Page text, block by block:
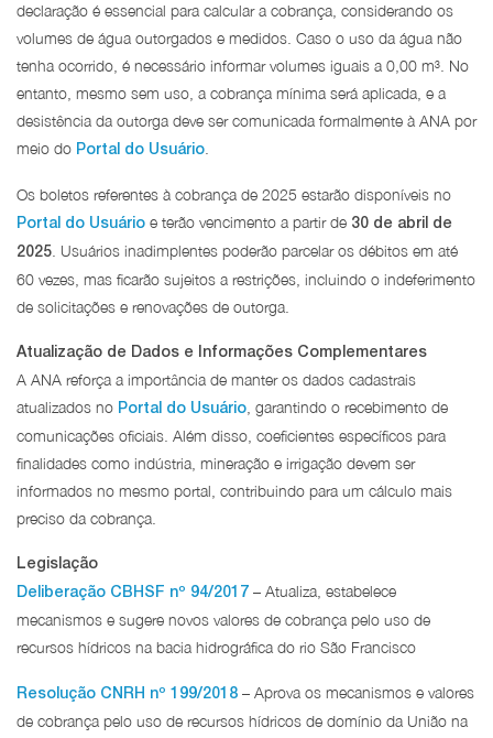
declaração é essencial para calcular a cobrança, considerando os
volumes de água outorgados e medidos. Caso o uso da água não
tenha ocorrido, é necessário informar volumes iguais a 0,00 m³. No
entanto, mesmo sem uso, a cobrança mínima será aplicada, e a
desistência da outorga deve ser comunicada formalmente à ANA por
meio do Portal do Usuário
Os boletos referentes à cobrança de 2025 estarão disponíveis no
Portal do Usuário e terão vencimento a partir de 30 de abril de
2025 . Usuários inadimplentes poderão parcelar os débitos em até
60 vezes, mas ficarão sujeitos a restrições, incluindo o indeferimento
de solicitações e renovações de outorga.
Atualização de Dados e Informações Complementares
A ANA reforça a importância de manter os dados cadastrais
atualizados no Portal do Usuário , garantindo o recebimento de
comunicações oficiais. Além disso, coeficientes específicos para
finalidades como indústria, mineração e irrigação devem ser
informados no mesmo portal, contribuindo para um cálculo mais
preciso da cobrança.
Legislação
Deliberação CBHSF nº 94/2017 – Atualiza, estabelece
mecanismos e sugere novos valores de cobrança pelo uso de
recursos hídricos na bacia hidrográfica do rio São Francisco
Resolução CNRH nº 199/2018 – Aprova os mecanismos e valores
de cobrança pelo uso de recursos hídricos de domínio da União na